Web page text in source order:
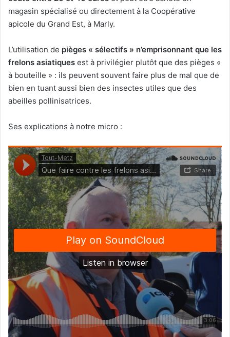
magasin spécialisé ou directement à la Coopérative
apicole du Grand Est, à Marly.
L’utilisation de pièges « sélectifs » n’emprisonnant que les
frelons asiatiques est à privilégier plutôt que des pièges «
à bouteille » : ils peuvent souvent faire plus de mal que de
bien en tuant aussi bien des insectes utiles que des
abeilles pollinisatrices.
Ses explications à notre micro :